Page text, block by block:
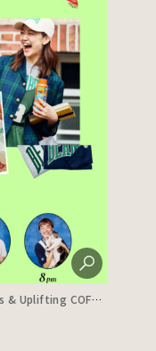
BEAMS + STARBUCKS® the Timeless & Uplifting COFFEE Style